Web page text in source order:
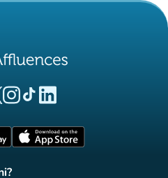
newydd)
(tab newydd)
(tab newydd)
(tab newydd)
(tab newydd)